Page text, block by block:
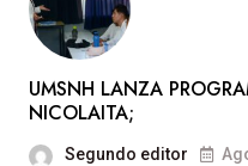
UMSNH LANZA
NICOLAITA;
Segundo editor